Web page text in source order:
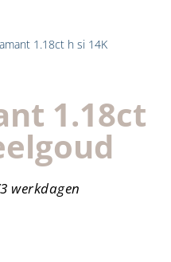
1.18ct h si 14K
1.18ct
werkdagen